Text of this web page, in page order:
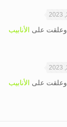
وعلقت على الأنابيب
وعلقت على الأنابيب